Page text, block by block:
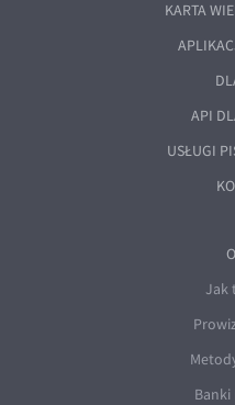
KARTA
API
USŁUGI
Jak
Banki